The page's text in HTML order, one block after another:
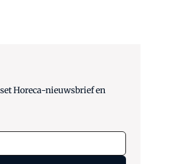
Horeca-nieuwsbrief en